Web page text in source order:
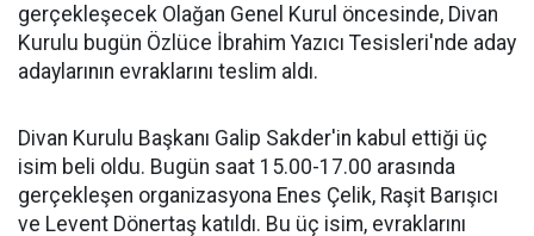
gerçekleşecek Olağan Genel Kurul öncesinde, Divan
Kurulu bugün Özlüce İbrahim Yazıcı Tesisleri'nde aday
adaylarının evraklarını teslim aldı.
Divan Kurulu Başkanı Galip Sakder'in kabul ettiği üç
isim beli oldu. Bugün saat 15.00-17.00 arasında
gerçekleşen organizasyona Enes Çelik, Raşit Barışıcı
ve Levent Dönertaş katıldı. Bu üç isim, evraklarını